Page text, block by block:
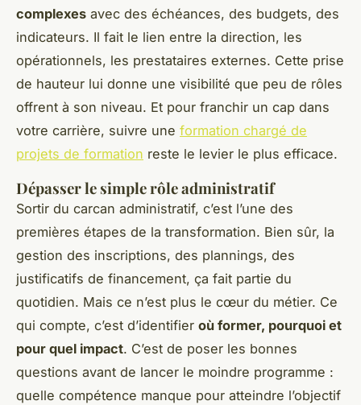
complexes avec des échéances, des budgets, des
indicateurs. Il fait le lien entre la direction, les
opérationnels, les prestataires externes. Cette prise
de hauteur lui donne une visibilité que peu de rôles
offrent à son niveau. Et pour franchir un cap dans
votre carrière, suivre une formation chargé de
projets de formation reste le levier le plus efficace.
Dépasser le simple rôle administratif
Sortir du carcan administratif, c’est l’une des
premières étapes de la transformation. Bien sûr, la
gestion des inscriptions, des plannings, des
justificatifs de financement, ça fait partie du
quotidien. Mais ce n’est plus le cœur du métier. Ce
qui compte, c’est d’identifier où former, pourquoi et
pour quel impact. C’est de poser les bonnes
questions avant de lancer le moindre programme :
quelle compétence manque pour atteindre l’objectif